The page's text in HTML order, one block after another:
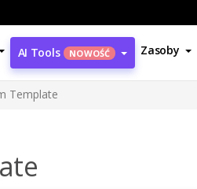
AI Tools NOWOŚĆ Zasoby
Template